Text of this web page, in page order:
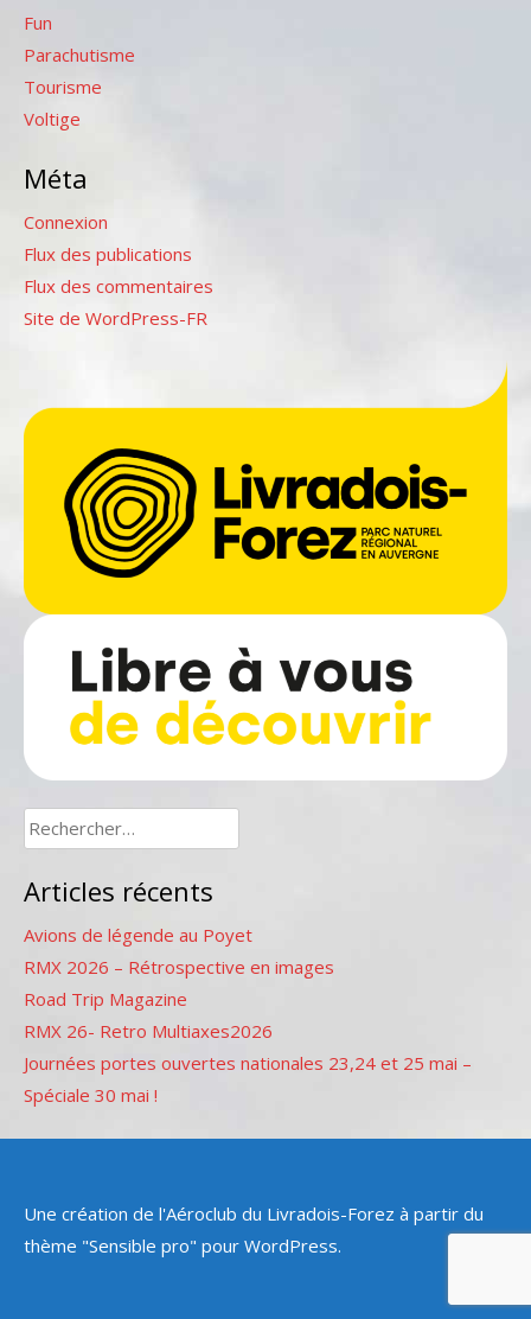
Fun
Parachutisme
Tourisme
Voltige
Méta
Connexion
Flux des publications
Flux des commentaires
Site de WordPress-FR
Rechercher :
Articles récents
Avions de légende au Poyet
RMX 2026 – Rétrospective en images
Road Trip Magazine
RMX 26- Retro Multiaxes2026
Journées portes ouvertes nationales 23,24 et 25 mai –
Spéciale 30 mai !
Une création de l'Aéroclub du Livradois-Forez à partir du
thème "Sensible pro" pour WordPress.